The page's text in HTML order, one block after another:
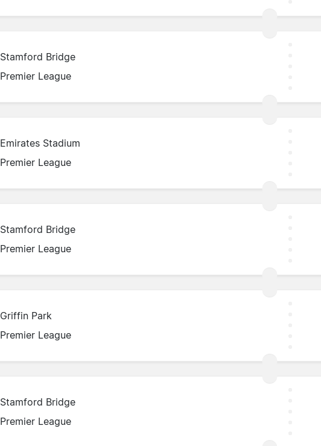
Stamford Bridge
Premier League
Emirates Stadium
Premier League
Stamford Bridge
Premier League
Griffin Park
Premier League
Stamford Bridge
Premier League